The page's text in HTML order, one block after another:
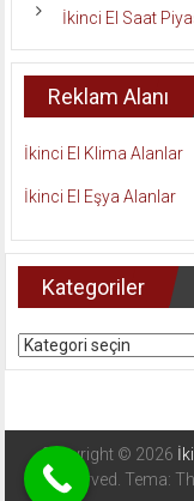
İkinci El Saat
Reklam Alanı
İkinci El Klima Alanlar
İkinci El Eşya Alanlar
Kategoriler
Kategoriler
Copyright © 2026
reserved. Tema: